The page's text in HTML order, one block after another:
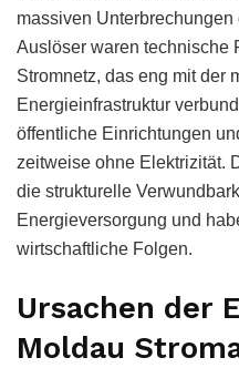
massiven
Auslöser waren technische
Stromnetz, das eng mit der
Energieinfrastruktur
öffentliche Einrichtungen
zeitweise ohne Elektrizität.
die strukturelle
Energieversorgung und
wirtschaftliche Folgen.
Ursachen der
Moldau